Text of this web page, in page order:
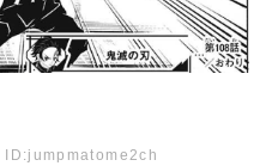
ID:jumpmatome2ch